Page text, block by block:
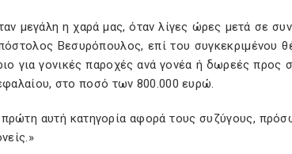
μεγάλη η χαρά μας, όταν λίγες ώρες μετά σε
Βεσυρόπουλος, επί του συγκεκριμένου
για γονικές παροχές ανά γονέα ή δωρεές προς
στο ποσό των 800.000 ευρώ.
αυτή κατηγορία αφορά τους συζύγους,